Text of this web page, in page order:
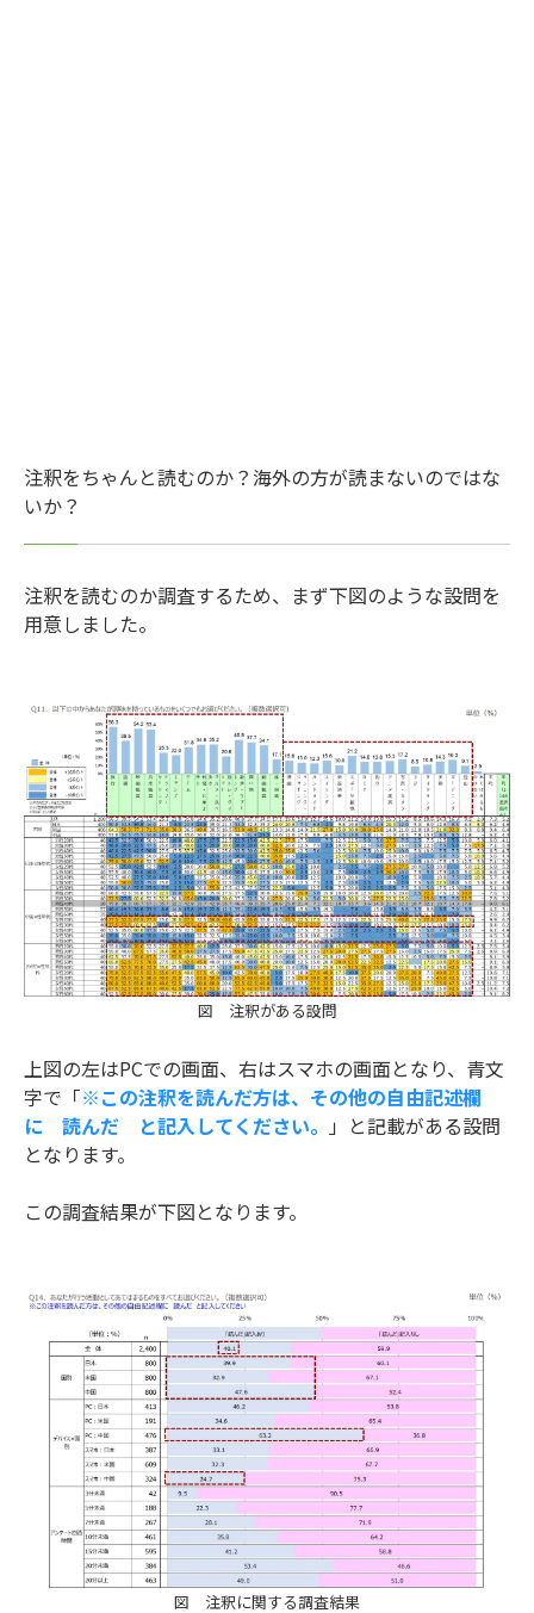
注釈をちゃんと読むのか？海外の方が読まないのではな
いか？
注釈を読むのか調査するため、まず下図のような設問を
用意しました。
図 注釈がある設問
上図の左はPCでの画面、右はスマホの画面となり、青文
字で「※この注釈を読んだ方は、その他の自由記述欄
に 読んだ と記入してください。 」と記載がある設問
となります。
この調査結果が下図となります。
図 注釈に関する調査結果